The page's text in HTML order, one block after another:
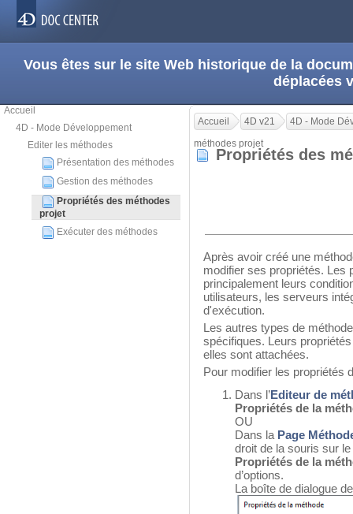
Vous êtes sur le site Web historique de la
déplacées
Accueil
4D - Mode Développement
Editer les méthodes
Présentation des méthodes
Gestion des méthodes
Propriétés des méthodes
projet
Exécuter des méthodes
Accueil 4D v21
4D - Mode
méthodes projet
Propriétés des
Après avoir créé une
modifier ses propriétés. Les
principalement leurs
utilisateurs, les serveurs
d'exécution.
Les autres types de
spécifiques. Leurs
elles sont attachées.
Pour modifier les propriétés
Dans l’Editeur de
Propriétés de la
OU
Dans la Page
droit de la souris sur
Propriétés de la
d’options.
La boîte de dialogue